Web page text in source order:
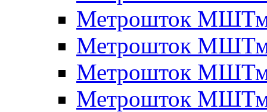
Метрошток
Метрошток
Метрошток
Метрошток